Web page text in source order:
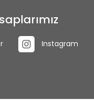
Instagram